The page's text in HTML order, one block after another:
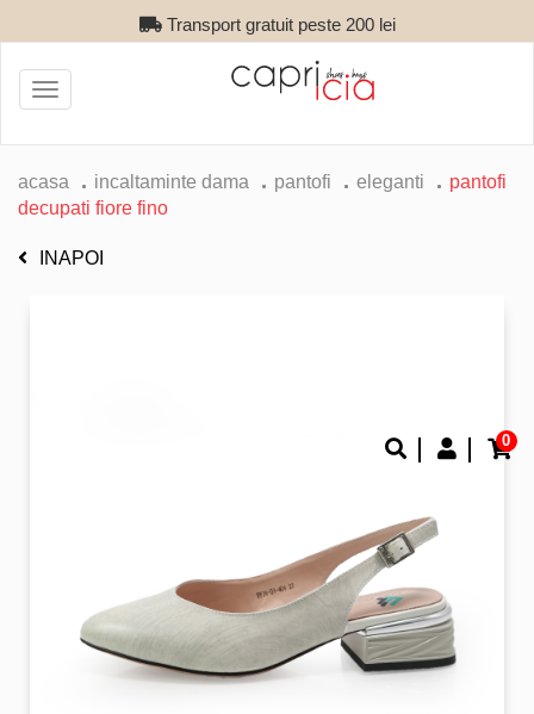
Transport gratuit peste 200 lei
0
Toggle
navigation
acasa incaltaminte dama pantofi eleganti
pantofi
decupati fiore fino
INAPOI